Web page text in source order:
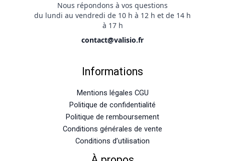
Nous répondons à vos questions
du lundi au vendredi de 10 h à 12 h et de 14 h
à 17 h
contact@valisio.fr
Informations
Mentions légales CGU
Politique de confidentialité
Politique de remboursement
Conditions générales de vente
Conditions d’utilisation